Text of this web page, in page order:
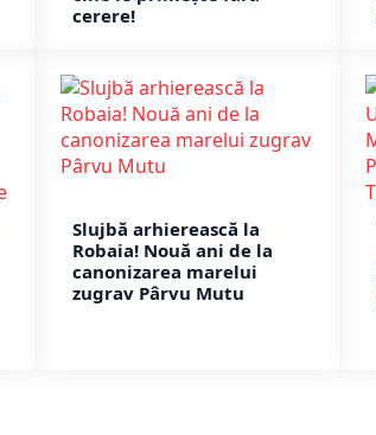
cerere!
Slujbă arhierească la
Robaia! Nouă ani de la
canonizarea marelui
zugrav Pârvu Mutu